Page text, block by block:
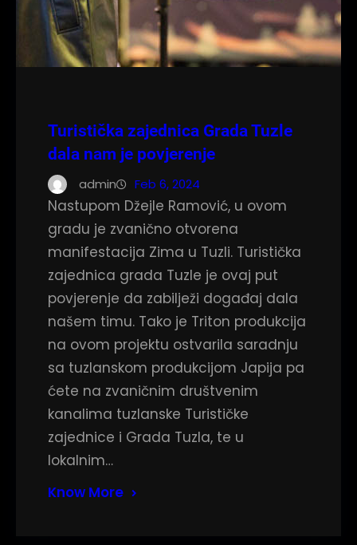
Turistička zajednica Grada Tuzle
dala nam je povjerenje
admin Feb 6, 2024
Nastupom Džejle Ramović, u ovom
gradu je zvanično otvorena
manifestacija Zima u Tuzli. Turistička
zajednica grada Tuzle je ovaj put
povjerenje da zabilježi događaj dala
našem timu. Tako je Triton produkcija
na ovom projektu ostvarila saradnju
sa tuzlanskom produkcijom Japija pa
ćete na zvaničnim društvenim
kanalima tuzlanske Turističke
zajednice i Grada Tuzla, te u
lokalnim…
Know More